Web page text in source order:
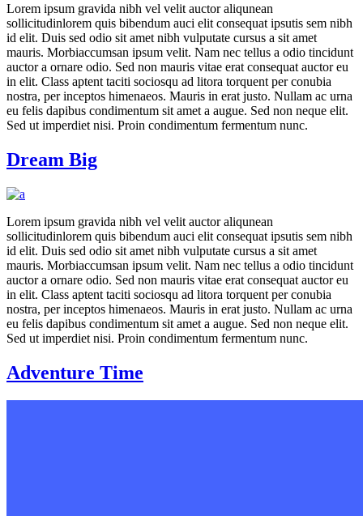
Lorem ipsum gravida nibh vel velit auctor aliqunean
sollicitudinlorem quis bibendum auci elit consequat ipsutis sem nibh
id elit. Duis sed odio sit amet nibh vulputate cursus a sit amet
mauris. Morbiaccumsan ipsum velit. Nam nec tellus a odio tincidunt
auctor a ornare odio. Sed non mauris vitae erat consequat auctor eu
in elit. Class aptent taciti sociosqu ad litora torquent per conubia
nostra, per inceptos himenaeos. Mauris in erat justo. Nullam ac urna
eu felis dapibus condimentum sit amet a augue. Sed non neque elit.
Sed ut imperdiet nisi. Proin condimentum fermentum nunc.
Dream Big
Lorem ipsum gravida nibh vel velit auctor aliqunean
sollicitudinlorem quis bibendum auci elit consequat ipsutis sem nibh
id elit. Duis sed odio sit amet nibh vulputate cursus a sit amet
mauris. Morbiaccumsan ipsum velit. Nam nec tellus a odio tincidunt
auctor a ornare odio. Sed non mauris vitae erat consequat auctor eu
in elit. Class aptent taciti sociosqu ad litora torquent per conubia
nostra, per inceptos himenaeos. Mauris in erat justo. Nullam ac urna
eu felis dapibus condimentum sit amet a augue. Sed non neque elit.
Sed ut imperdiet nisi. Proin condimentum fermentum nunc.
Adventure Time